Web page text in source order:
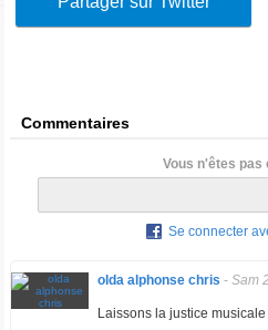
Commentaires
Vous n'êtes pas
Se connecter
olda alphonse chris - Sam
Laissons la justice